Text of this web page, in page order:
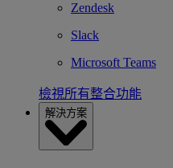
Zendesk
Slack
Microsoft Teams
檢視所有整合功能
解決方案